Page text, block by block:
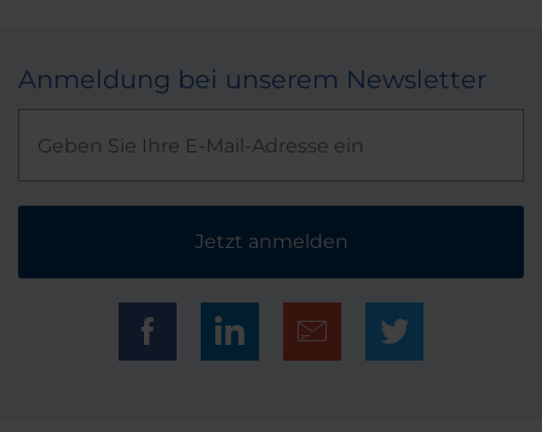
Anmeldung bei unserem Newsletter
Jetzt anmelden